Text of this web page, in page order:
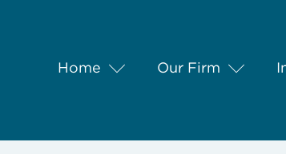
Home Our Firm